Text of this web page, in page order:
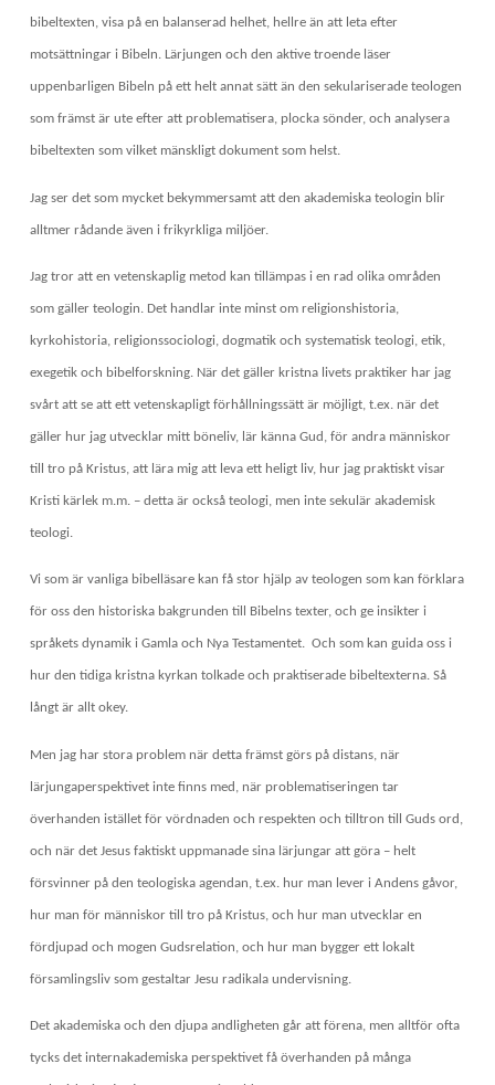
bibeltexten, visa på en balanserad helhet, hellre än att leta efter
motsättningar i Bibeln. Lärjungen och den aktive troende läser
uppenbarligen Bibeln på ett helt annat sätt än den sekulariserade teologen
som främst är ute efter att problematisera, plocka sönder, och analysera
bibeltexten som vilket mänskligt dokument som helst.
Jag ser det som mycket bekymmersamt att den akademiska teologin blir
alltmer rådande även i frikyrkliga miljöer.
Jag tror att en vetenskaplig metod kan tillämpas i en rad olika områden
som gäller teologin. Det handlar inte minst om religionshistoria,
kyrkohistoria, religionssociologi, dogmatik och systematisk teologi, etik,
exegetik och bibelforskning. När det gäller kristna livets praktiker har jag
svårt att se att ett vetenskapligt förhållningssätt är möjligt, t.ex. när det
gäller hur jag utvecklar mitt böneliv, lär känna Gud, för andra människor
till tro på Kristus, att lära mig att leva ett heligt liv, hur jag praktiskt visar
Kristi kärlek m.m. – detta är också teologi, men inte sekulär akademisk
teologi.
Vi som är vanliga bibelläsare kan få stor hjälp av teologen som kan förklara
för oss den historiska bakgrunden till Bibelns texter, och ge insikter i
språkets dynamik i Gamla och Nya Testamentet. Och som kan guida oss i
hur den tidiga kristna kyrkan tolkade och praktiserade bibeltexterna. Så
långt är allt okey.
Men jag har stora problem när detta främst görs på distans, när
lärjungaperspektivet inte finns med, när problematiseringen tar
överhanden istället för vördnaden och respekten och tilltron till Guds ord,
och när det Jesus faktiskt uppmanade sina lärjungar att göra – helt
försvinner på den teologiska agendan, t.ex. hur man lever i Andens gåvor,
hur man för människor till tro på Kristus, och hur man utvecklar en
fördjupad och mogen Gudsrelation, och hur man bygger ett lokalt
församlingsliv som gestaltar Jesu radikala undervisning.
Det akademiska och den djupa andligheten går att förena, men alltför ofta
tycks det internakademiska perspektivet få överhanden på många